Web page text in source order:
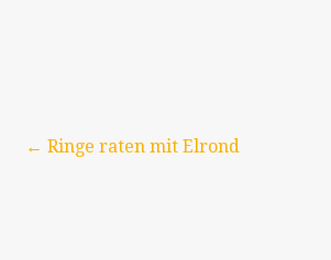
Beitragsnavigation
← Ringe raten mit Elrond